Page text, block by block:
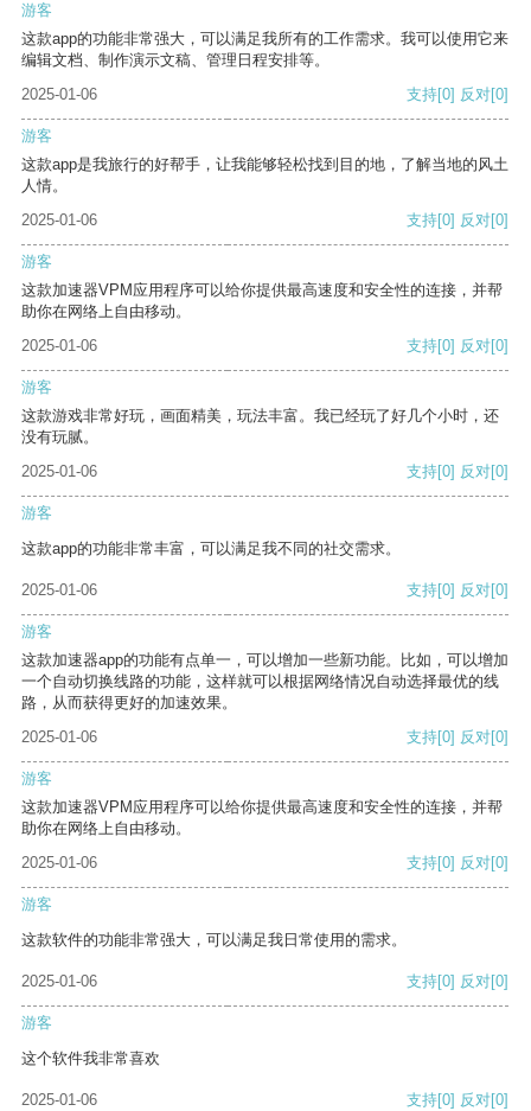
游客
这款app的功能非常强大，可以满足我所有的工作需求。我可以使用它来
编辑文档、制作演示文稿、管理日程安排等。
2025-01-06
支持[0] 反对[0]
游客
这款app是我旅行的好帮手，让我能够轻松找到目的地，了解当地的风土
人情。
2025-01-06
支持[0] 反对[0]
游客
这款加速器VPM应用程序可以给你提供最高速度和安全性的连接，并帮
助你在网络上自由移动。
2025-01-06
支持[0] 反对[0]
游客
这款游戏非常好玩，画面精美，玩法丰富。我已经玩了好几个小时，还
没有玩腻。
2025-01-06
支持[0] 反对[0]
游客
这款app的功能非常丰富，可以满足我不同的社交需求。
2025-01-06 支持[0] 反对[0]
游客
这款加速器app的功能有点单一，可以增加一些新功能。比如，可以增加
一个自动切换线路的功能，这样就可以根据网络情况自动选择最优的线
路，从而获得更好的加速效果。
2025-01-06
支持[0] 反对[0]
游客
这款加速器VPM应用程序可以给你提供最高速度和安全性的连接，并帮
助你在网络上自由移动。
2025-01-06
支持[0] 反对[0]
游客
这款软件的功能非常强大，可以满足我日常使用的需求。
2025-01-06 支持[0] 反对[0]
游客
这个软件我非常喜欢
2025-01-06 支持[0] 反对[0]